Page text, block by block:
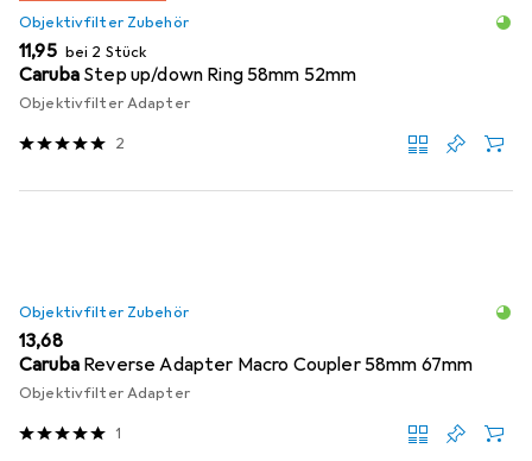
Objektivfilter Zubehör
EUR
11,95 bei 2 Stück
Caruba Step up/down Ring 58mm 52mm
Objektivfilter Adapter
2
Objektivfilter Zubehör
EUR
13,68
Caruba Reverse Adapter Macro Coupler 58mm 67mm
Objektivfilter Adapter
1